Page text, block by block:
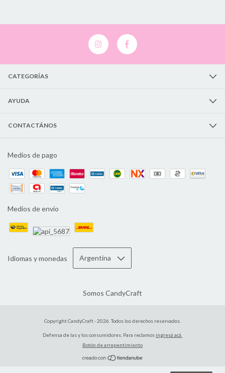
CATEGORÍAS
AYUDA
CONTACTÁNOS
Medios de pago
Medios de envío
Idiomas y monedas
Somos CandyCraft
Copyright CandyCraft - 2026. Todos los derechos reservados.
Defensa de las y los consumidores. Para reclamos ingresá acá.
Botón de arrepentimiento